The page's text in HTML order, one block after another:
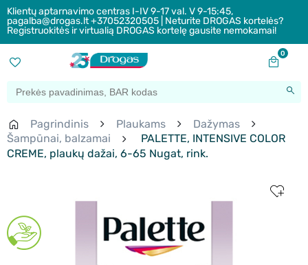
Klientų aptarnavimo centras I-IV 9-17 val. V 9-15:45,
pagalba@drogas.lt +37052320505 | Neturite DROGAS kortelės?
Registruokitės ir virtualią DROGAS kortelę gausite nemokamai!
0
Pagrindinis Plaukams
Dažymas
Šampūnai, balzamai
PALETTE, INTENSIVE COLOR
CREME, plaukų dažai, 6-65 Nugat, rink.